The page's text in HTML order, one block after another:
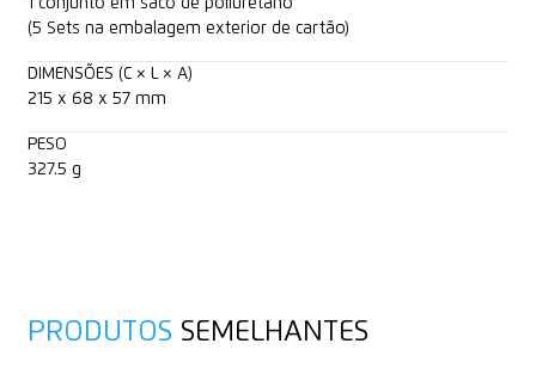
1 conjunto em saco de poliuretano
(5 Sets na embalagem exterior de cartão)
DIMENSÕES (C × L × A)
215 x 68 x 57 mm
PESO
327.5 g
PRODUTOS SEMELHANTES